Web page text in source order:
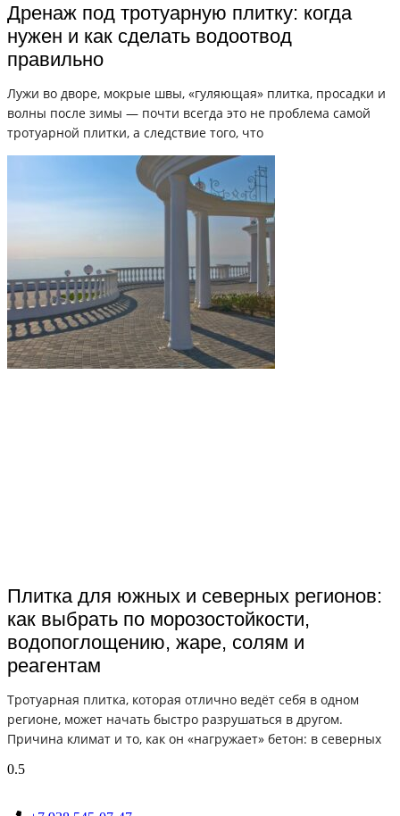
Дренаж под тротуарную плитку: когда
нужен и как сделать водоотвод
правильно
Лужи во дворе, мокрые швы, «гуляющая» плитка, просадки и
волны после зимы — почти всегда это не проблема самой
тротуарной плитки, а следствие того, что
Плитка для южных и северных регионов:
как выбрать по морозостойкости,
водопоглощению, жаре, солям и
реагентам
Тротуарная плитка, которая отлично ведёт себя в одном
регионе, может начать быстро разрушаться в другом.
Причина климат и то, как он «нагружает» бетон: в северных